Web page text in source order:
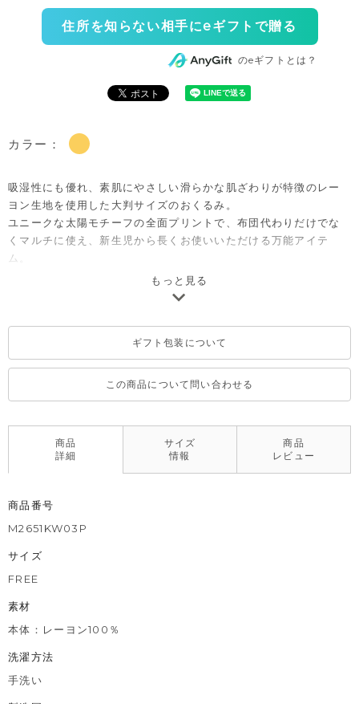
住所を知らない相手にeギフトで贈る
のeギフトとは？
カラー：
吸湿性にも優れ、素肌にやさしい滑らかな肌ざわりが特徴のレー
ヨン生地を使用した大判サイズのおくるみ。
ユニークな太陽モチーフの全面プリントで、布団代わりだけでな
くマルチに使え、新生児から長くお使いいただける万能アイテ
ム。
出産準備用のほかに、出産祝いのベビー服ギフトとしても大変喜
※デリケートな素材を使用しているため、乾燥機のご使用はお控
えいただくことをおすすめします。
※撮影･モニター環境等により実際の商品の色味と異なって見える
場合がございます。
もっと見る
ギフト包装について
この商品について問い合わせる
商品
詳細
サイズ
情報
商品
レビュー
商品番号
M2651KW03P
サイズ
FREE
素材
本体：レーヨン100％
洗濯方法
手洗い